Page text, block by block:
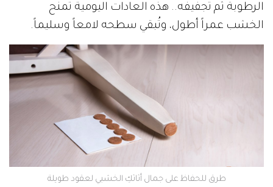
الرطوبة ثم تجفيفه.. هذه العادات اليومية تمنح
الخشب عمراً أطول، وتُبقي سطحه لامعاً وسليماً.
طرق للحفاظ على جمال أثاثكِ الخشبي لعقود طويلة